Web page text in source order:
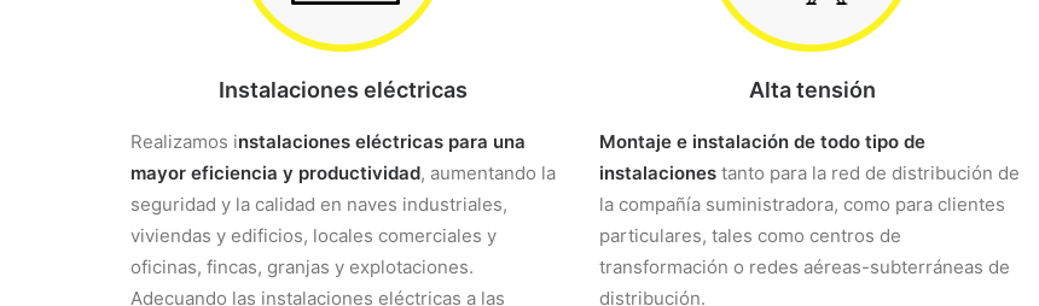
Instalaciones eléctricas
Realizamos instalaciones eléctricas para una
mayor eficiencia y productividad, aumentando la
seguridad y la calidad en naves industriales,
viviendas y edificios, locales comerciales y
oficinas, fincas, granjas y explotaciones.
Adecuando las instalaciones eléctricas a las
Alta tensión
Montaje e instalación de todo tipo de
instalaciones tanto para la red de distribución de
la compañía suministradora, como para clientes
particulares, tales como centros de
transformación o redes aéreas-subterráneas de
distribución.